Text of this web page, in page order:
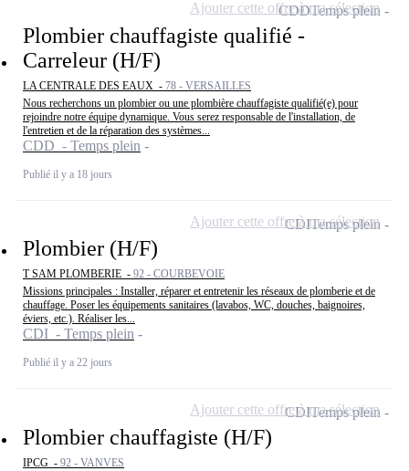
Plombier chauffagiste qualifié -
Carreleur (H/F)
LA CENTRALE DES EAUX - 78 - VERSAILLES
Nous recherchons un plombier ou une plombière chauffagiste qualifié(e) pour
rejoindre notre équipe dynamique. Vous serez responsable de l'installation, de
l'entretien et de la réparation des systèmes...
CDD - Temps plein
Publié il y a 18 jours
CDDTemps plein
Ajouter cette offre à ma sélection
Plombier (H/F)
T SAM PLOMBERIE - 92 - COURBEVOIE
Missions principales : Installer, réparer et entretenir les réseaux de plomberie et de
chauffage. Poser les équipements sanitaires (lavabos, WC, douches, baignoires,
éviers, etc.). Réaliser les...
CDI - Temps plein
Publié il y a 22 jours
CDITemps plein
Ajouter cette offre à ma sélection
Plombier chauffagiste (H/F)
IPCG - 92 - VANVES
CDITemps plein
Ajouter cette offre à ma sélection